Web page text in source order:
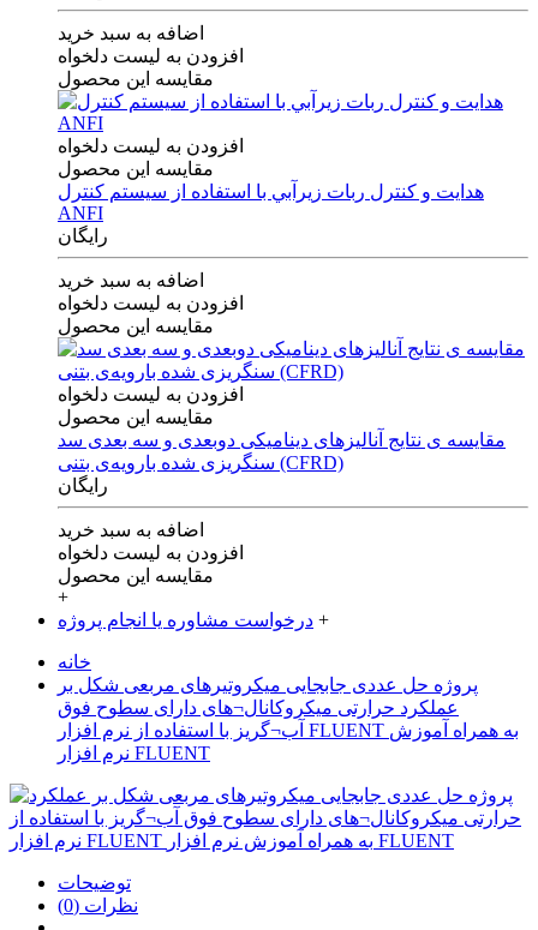
اضافه به سبد خرید
افزودن به لیست دلخواه
مقایسه این محصول
افزودن به لیست دلخواه
مقایسه این محصول
هدايت و كنترل ربات زيرآبي با استفاده از سيستم كنترل
ANFI
رایگان
اضافه به سبد خرید
افزودن به لیست دلخواه
مقایسه این محصول
افزودن به لیست دلخواه
مقایسه این محصول
مقایسه ی‌ نتایج آنالیزهای‌ دینامیکی‌ دوبعدی‌ و‌ سه بعدی‌ سد
سنگریزی‌ شده با‌رویه‌ی‌ بتنی‌ (CFRD)
رایگان
اضافه به سبد خرید
افزودن به لیست دلخواه
مقایسه این محصول
+
درخواست مشاوره یا انجام پروژه +
خانه
پروژه حل عددی جابجایی میکروتیرهای مربعی شکل بر
عملکرد حرارتی میکروکانال¬های دارای سطوح فوق
آب¬گریز با استفاده از نرم افزار FLUENT به همراه آموزش
نرم افزار FLUENT
توضیحات
نظرات (0)